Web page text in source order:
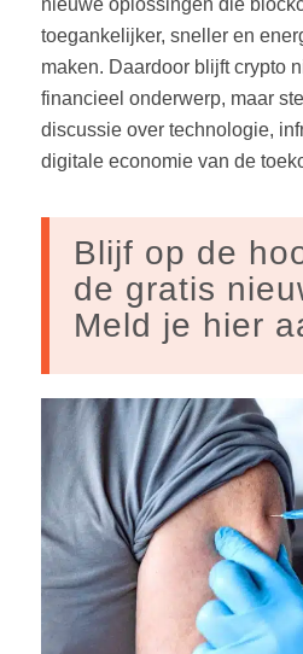
toegankelijker, sneller en
maken. Daardoor blijft crypto
financieel onderwerp, maar
discussie over technologie,
digitale economie van de
Blijf op de
de gratis
Meld je hier